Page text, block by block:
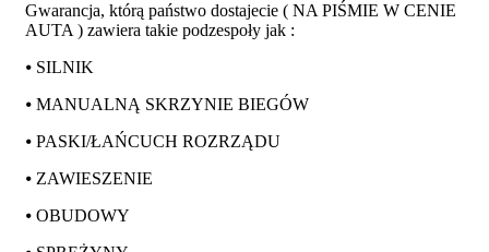
Gwarancja, którą państwo dostajecie ( NA PIŚMIE W CENIE
AUTA ) zawiera takie podzespoły jak :
⦁ SILNIK
⦁ MANUALNĄ SKRZYNIE BIEGÓW
⦁ PASKI/ŁAŃCUCH ROZRZĄDU
⦁ ZAWIESZENIE
⦁ OBUDOWY